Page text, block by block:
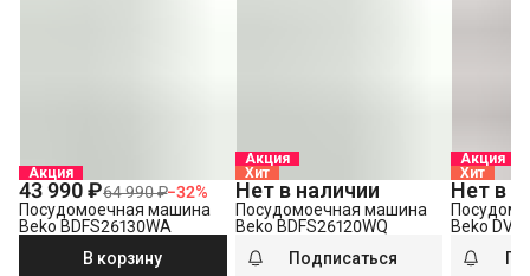
Акция
43 990 ₽64 990 ₽−32%
Посудомоечная машина
Beko BDFS26130WA
В корзину
Акция
Хит
Нет в наличии
Посудомоечная машина
Beko BDFS26120WQ
Подписаться
Акция
Хит
Нет в
Beko